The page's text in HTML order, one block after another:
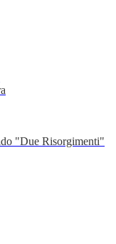
"Due Risorgimenti"